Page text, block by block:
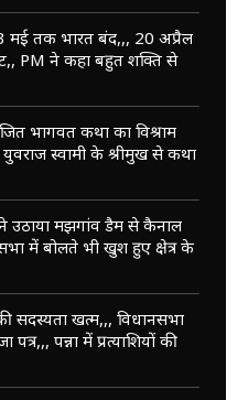
मई तक भारत बंद,,, 20 अप्रैल
PM ने कहा बहुत शक्ति से
भागवत कथा का विश्राम
युवराज स्वामी के श्रीमुख से कथा
उठाया मझगांव डैम से कैनाल
में बोलते भी खुश हुए क्षेत्र के
सदस्यता खत्म,,, विधानसभा
पन्ना में प्रत्याशियों की